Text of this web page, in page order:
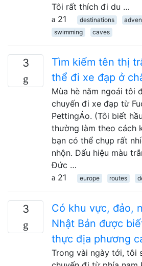
Tôi rất thích đi du …
21
destinations
swimming
caves
3
Tìm kiếm tên thị
thể đi xe đạp ở
Mùa hè năm ngoái tôi
chuyến đi xe đạp từ
PettingÁo. (Tôi biết
thường làm theo cách
bạn có thể chụp rất
nhộn. Dấu hiệu màu
Đức …
21
europe routes
3
Có khu vực, đảo,
Nhật Bản được
thực địa phương
Trong vài ngày tới, tôi